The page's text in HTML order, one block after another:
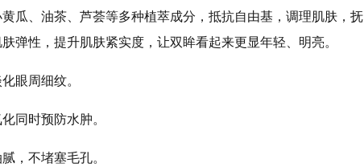
瓜、油茶、芦荟等多种植萃成分，抵抗自由基，调理肌肤，抚
弹性，提升肌肤紧实度，让双眸看起来更显年轻、明亮。
眼周细纹。
同时预防水肿。
，不堵塞毛孔。